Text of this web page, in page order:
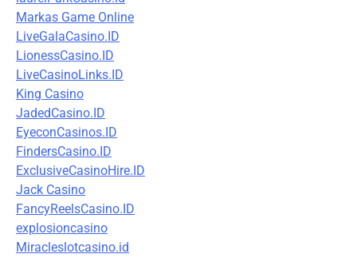
Markas Game Online
LiveGalaCasino.ID
LionessCasino.ID
LiveCasinoLinks.ID
King Casino
JadedCasino.ID
EyeconCasinos.ID
FindersCasino.ID
ExclusiveCasinoHire.ID
Jack Casino
FancyReelsCasino.ID
explosioncasino
Miracleslotcasino.id